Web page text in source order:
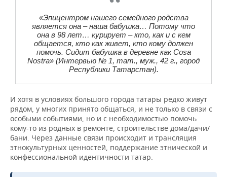
«Эпицентром нашего семейного родства
является она ‒ наша бабушка… Потому что
она в 98 лет… курирует ‒ кто, как и с кем
общается, кто как живет, кто кому должен
помочь. Сидит бабушка в деревне как Cosa
Nostra» (Интервью № 1, тат., муж., 42 г., город
Республики Татарстан).
И хотя в условиях большого города татары редко живут
рядом, у многих принято общаться, и не только в связи с
особыми событиями, но и с необходимостью помочь
кому-то из родных в ремонте, строительстве дома/дачи/
бани. Через данные связи происходит и трансляция
этнокультурных ценностей, поддержание этнической и
конфессиональной идентичности татар.